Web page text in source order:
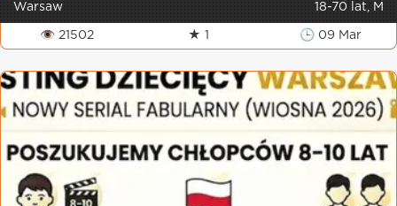
Warsaw 18-70 lat, M
👁 21502 ★ 1 🕒 09 Mar